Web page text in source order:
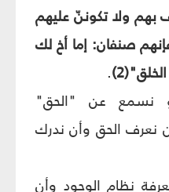
بهم ولا تكوننّ عليهم
صنفان: إما أخ لك
.
نسمع عن "الحق"
نعرف الحق وأن ندرك
نظام الوجود وأن